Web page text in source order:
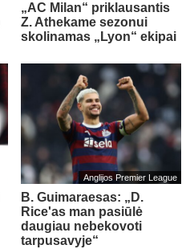
„AC Milan“ priklausantis
Z. Athekame sezonui
skolinamas „Lyon“ ekipai
Anglijos Premier League
B. Guimaraesas: „D.
Rice'as man pasiūlė
daugiau nebekovoti
tarpusavyje“